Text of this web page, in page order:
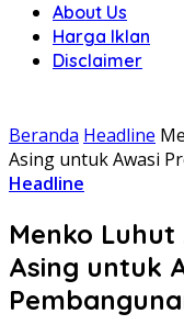
About Us
Harga Iklan
Disclaimer
Beranda Headline
Asing untuk Awasi
Headline
Menko
Asing untuk